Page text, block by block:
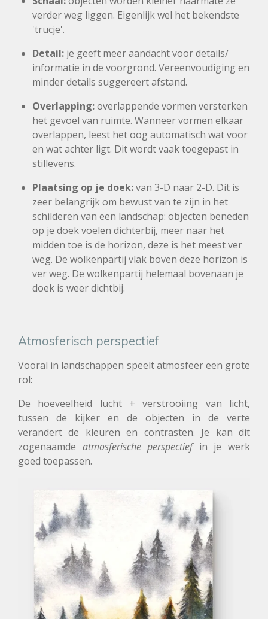
verder weg liggen. Eigenlijk wel het bekendste
'trucje'.
Detail: je geeft meer aandacht voor details/
informatie in de voorgrond. Vereenvoudiging en
minder details suggereert afstand.
Overlapping:overlappende vormen versterken
het gevoel van ruimte. Wanneer vormen elkaar
overlappen, leest het oog automatisch wat voor
en wat achter ligt. Dit wordt vaak toegepast in
stillevens.
Plaatsing op je doek:van 3-D naar 2-D. Dit is
zeer belangrijk om bewust van te zijn in het
schilderen van een landschap: objecten beneden
op je doek voelen dichterbij, meer naar het
midden toe is de horizon, deze is het meest ver
weg. De wolkenpartij vlak boven deze horizon is
ver weg. De wolkenpartij helemaal bovenaan je
doek is weer dichtbij.
Atmosferisch perspectief
Vooral in landschappen speelt atmosfeer een grote
rol:
De hoeveelheid lucht + verstrooiing van licht,
tussen de kijker en de objecten in de verte
verandert de kleuren en contrasten. Je kan dit
zogenaamde atmosferische perspectiefin je werk
goed toepassen.